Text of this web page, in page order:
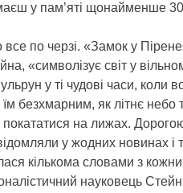
у пам’яті щонайменше 30
по черзі. «Замок у
«символізує світ у
у ті чудові часи, коли
безхмарним, як літнє небо
на лижах.
у жодних новинах і
кількома словами з
науковець